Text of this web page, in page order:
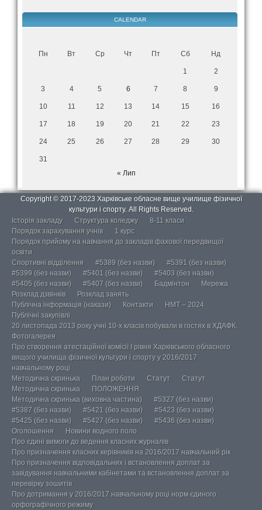
CALENDAR
Пн Вт Ср Чт Пт Сб Нд
1 2
3 4 5 6 7 8 9
10 11 12 13 14 15 16
17 18 19 20 21 22 23
24 25 26 27 28 29 30
31
« Лип
Copyright © 2017-2023 Харківське обласне вище училище фізичної
культури і спорту. All Rights Reserved.
Історія закладу
Структура коледжу
8-11 класи
Порядок зарахування учнів
1 курс
Порядок прийому на навчання до закладів фахової передвищої
освіти
Спортивні відділення
#5389 (без назви)
#5391 (без назви)
#5399 (без назви)
#5401 (без назви)
#5403 (без назви)
#5405 (без назви)
#5407 (без назви) Бадмінтон
Мережа
Розклад дзвінків
Розклад занять
Публічна інформація (накази)
Контакти
НМТ – 2024
Публічні закупівлі
20 листопада 2013 року учні 10-х класів побували в гостях в ХДАФК.
Фотогалерея
Про створення атестаційної комісії І рівня Харківського обласного
вищого училища фізичної культури і спорту у 2016/2017
навчальному році
Методична скринька
План роботи Статут
Статут
Методична скринька
ПОЛОЖЕННЯ
Методична скринька (виховна частина)
#5327 (без назви)
#5387 (без назви)
#5421 (без назви)
#5423 (без назви)
#5425 (без назви)
#5427 (без назви)
#5436 (без назви)
Оголошення
Новини водного поло
Про єдині вимоги до ведення класних журналів
Про призначення класних керівників на 2016/2017 навчальний рік
Про призначення відповідальних і встановлення доплат за
завідування навчальними кабінетами та встановлення доплат за
перевірку зошитів
Про дотримання у 2016/2017 навчальному році норм єдиного
орфографічного режиму